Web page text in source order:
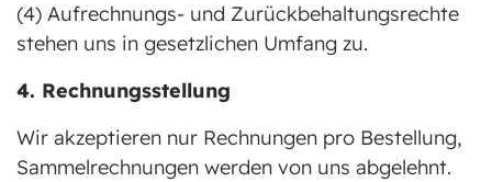
(4) Aufrechnungs- und Zurückbehaltungsrechte
stehen uns in gesetzlichen Umfang zu.
4. Rechnungsstellung
Wir akzeptieren nur Rechnungen pro Bestellung,
Sammelrechnungen werden von uns abgelehnt.